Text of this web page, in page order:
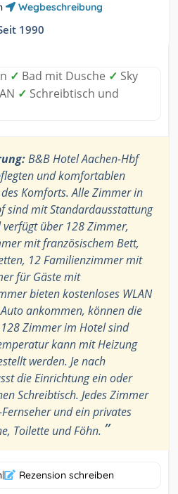
Wegbeschreibung
1990
✓ Bad mit Dusche ✓ Sky
✓ Schreibtisch und
B&B Hotel Aachen-Hbf
und komfortablen
Komforts. Alle Zimmer in
sind mit Standardausstattung
über 128 Zimmer,
mit französischem Bett,
12 Familienzimmer mit
für Gäste mit
bieten kostenloses WLAN
ankommen, können die
Zimmer im Hotel sind
kann mit Heizung
werden. Je nach
die Einrichtung ein oder
Schreibtisch. Jedes Zimmer
und ein privates
Toilette und Föhn. ”
| Rezension schreiben